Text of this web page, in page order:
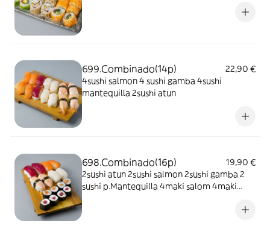
699.Combinado(14p)
22,90 €
4sushi salmon 4 sushi gamba 4sushi
mantequilla 2sushi atun
698.Combinado(16p)
19,90 €
2sushi atun 2sushi salmon 2sushi gamba 2
sushi p.Mantequilla 4maki salom 4maki